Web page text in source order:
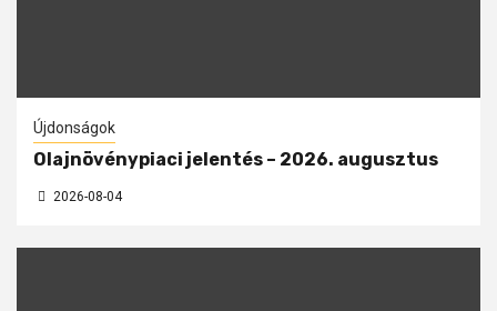
Újdonságok
Olajnövénypiaci jelentés – 2026. augusztus
2026-08-04